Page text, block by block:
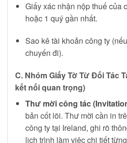
Giấy xác nhận nộp thuế của
hoặc 1 quý gần nhất.
Sao kê tài khoản công ty
chuyến đi).
C. Nhóm Giấy Tờ Từ Đối Tác
kết nối quan trọng)
Thư mời công tác
bản cốt lõi. Thư mời cần in
công ty tại Ireland, ghi rõ
lịch trình làm việc chi tiết